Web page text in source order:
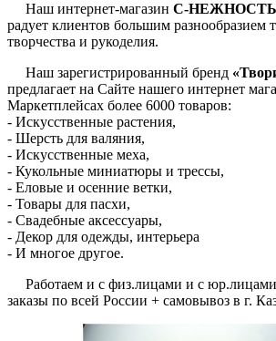
Наш интернет-магазин С-
радует клиентов большим разнообразием
творчества и рукоделия.
Наш зарегистрированный бренд
предлагает на Сайте нашего интернет
Маркетплейсах более 6000 товаров:
- Искусственные растения,
- Шерсть для валяния,
- Искусственные меха,
- Кукольные миниатюры и трессы,
- Еловые и осенние ветки,
- Товары для пасхи,
- Свадебные аксессуары,
- Декор для одежды, интерьера
- И многое другое.
Работаем и с физ.лицами и с
заказы по всей России + самовывоз в г.